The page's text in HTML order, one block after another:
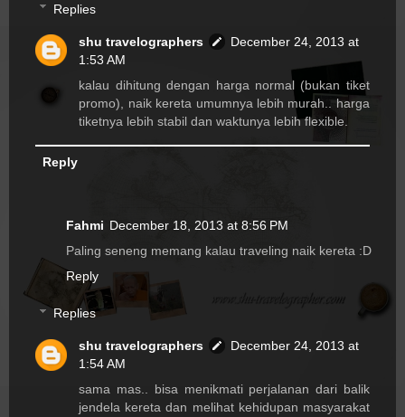
Replies
shu travelographers
December 24, 2013 at
1:53 AM
kalau dihitung dengan harga normal (bukan tiket
promo), naik kereta umumnya lebih murah.. harga
tiketnya lebih stabil dan waktunya lebih flexible.
Reply
Fahmi December 18, 2013 at 8:56 PM
Paling seneng memang kalau traveling naik kereta :D
Reply
Replies
shu travelographers
December 24, 2013 at
1:54 AM
sama mas.. bisa menikmati perjalanan dari balik
jendela kereta dan melihat kehidupan masyarakat